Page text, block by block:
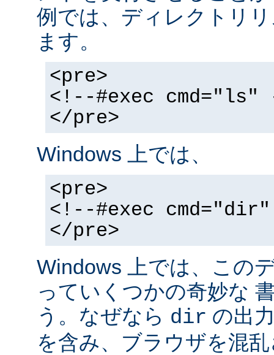
例では、ディレクトリ
ます。
<pre>
<!--#exec cmd="ls"
</pre>
Windows 上では、
<pre>
<!--#exec
</pre>
Windows 上では、この
っていくつかの奇妙な
う。なぜなら dir の出
を含み、ブラウザを混